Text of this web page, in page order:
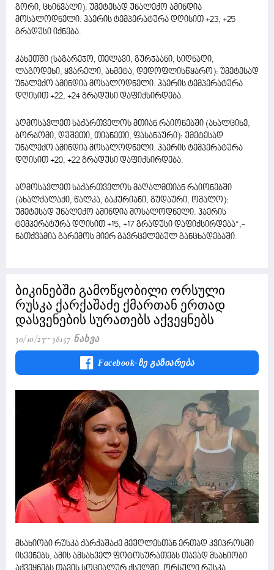
გორი, ცხინვალი): უმეტესად უნალექო ამინდია
მოსალოდნელი. ჰაერის ტემპერატურა დღისით +23, +25
გრადუსი იქნება.
კახეთში (საგარეჯო, თელავი, გურჯაანი, სიღნაღი,
ლაგოდეხი, ყვარელი, ახმეტა, დედოფლისწყარო): უმეტესად
უნალექო ამინდია მოსალოდნელი. ჰაერის ტემპერატურა
დღისით +22, +24 გრადუსი დაფიქსირდება.
აღმოსავლეთ საქართველოს მთიან რაიონებში (ახალციხე,
ბორჯომი, დუშეთი, თიანეთი, ფასანაური): უმეტესად
უნალექო ამინდია მოსალოდნელი. ჰაერის ტემპერატურა
დღისით +20, +22 გრადუსი დაფიქსირდება.
აღმოსავლეთ საქართველოს მაღალმთიან რაიონებში
(ახალქალაქი, წალკა, ბაკურიანი, გუდაური, ომალო):
უმეტესად უნალექო ამინდია მოსალოდნელი. ჰაერის
ტემპერატურა დღისით +15, +17 გრადუსი დაფიქსირდება“,-
ნათქვამია გარემოს მიერ გავრცელებულ განცხადებაში.
ბიკინებში გამოწყობილი ორსული
რუსკა ქარქაშაძე ქმართან ერთად
დასვენების სურათებს აქვეყნებს
30/10/23 38157 Ნახვა
Facebook-Ზე Გაზიარება
მსახიობი რუსკა ქარქაშაძე მეუღლესთან ერთად კვიპროსში
ისვენებს, ამის ამსახველ ფოტოსურათებს თავად მსახიობი